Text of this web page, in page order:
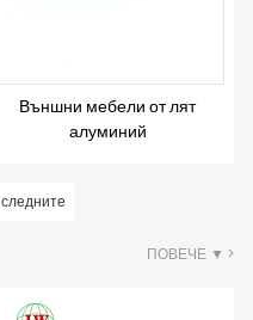
Външни мебели от лят
алуминий
следните
ПОВЕЧЕ ▼ >